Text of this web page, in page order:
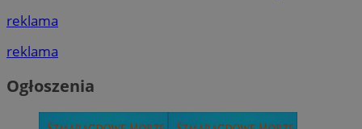
reklama
reklama
Ogłoszenia